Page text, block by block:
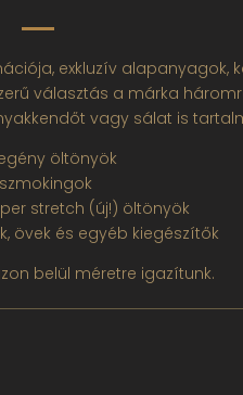
exkluzív alapanyagok,
választás a márka
vagy sálat is
öltönyök
stretch (új!) öltönyök
övek és egyéb kiegészítők
belül méretre igazítunk.